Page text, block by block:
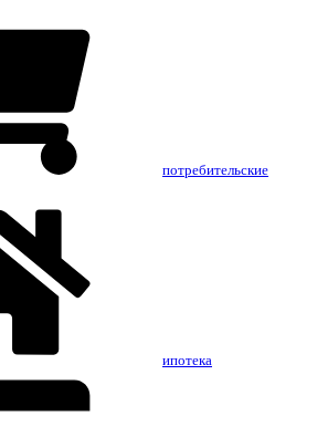
потребительские
ипотека